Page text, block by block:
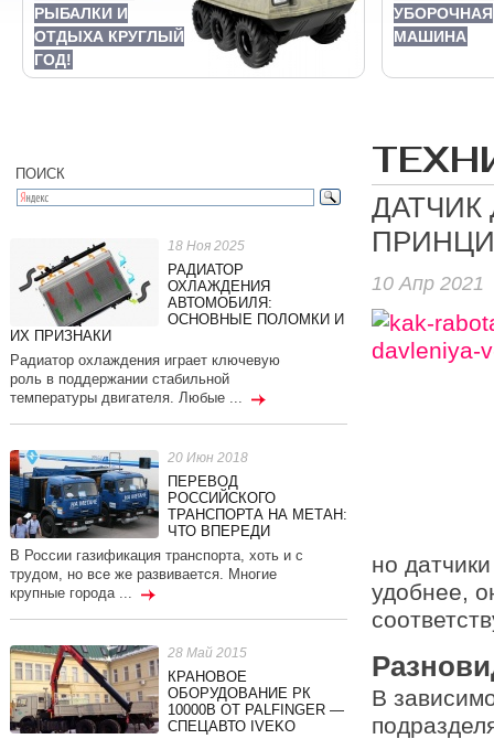
РЫБАЛКИ И
ОТДЫХА КРУГЛЫЙ
ГОД!
УБОРОЧНАЯ
МАШИНА
10 Апр 2021
но
удобнее,
В
ПОИСК
18 Ноя 2025
РАДИАТОР
ОХЛАЖДЕНИЯ
АВТОМОБИЛЯ:
ОСНОВНЫЕ ПОЛОМКИ И
ИХ ПРИЗНАКИ
Радиатор охлаждения играет ключевую
роль в поддержании стабильной
температуры двигателя. Любые ...
20 Июн 2018
ПЕРЕВОД
РОССИЙСКОГО
ТРАНСПОРТА НА МЕТАН:
ЧТО ВПЕРЕДИ
В России газификация транспорта, хоть и с
трудом, но все же развивается. Многие
крупные города ...
28 Май 2015
КРАНОВОЕ
ОБОРУДОВАНИЕ РК
10000В ОТ PALFINGER —
СПЕЦАВТО IVEKO